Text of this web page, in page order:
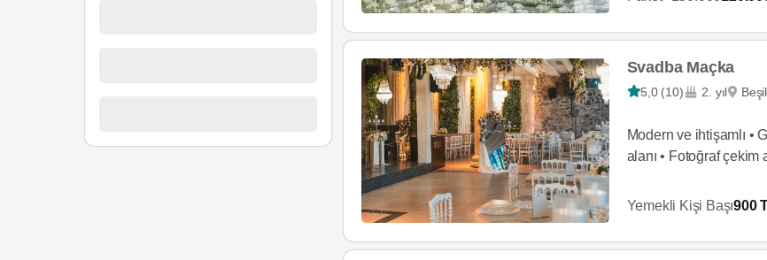
Svadba Maçka
5,0 (10) 2. yıl
Modern ve ihtişamlı •
alanı • Fotoğraf çekim
Yemekli Kişi Başı900